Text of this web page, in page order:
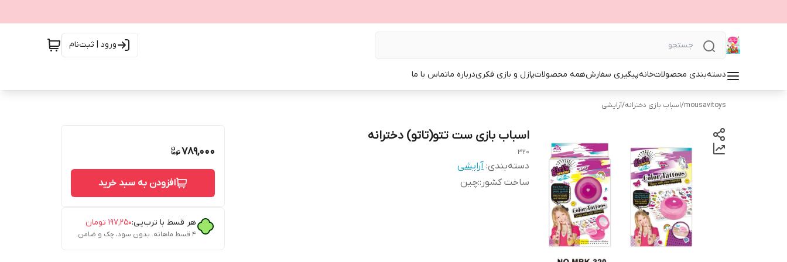
ورود | ثبت‌نام
دسته‌بندی محصولاتخانهپیگیری سفارشهمه محصولاتپازل و بازی فکریدرباره ماتماس با ما
mousavitoys
/اسباب بازی دخترانه/آرایشی
اسباب بازی ست تتو(تاتو) دخترانه
320
دسته‌بندی: آرایشی
ساخت کشور::چین
789,000
افزودن به سبد خرید
هر قسط با ترب‌پی:۱۹۷٬۲۵۰ تومان
۴ قسط ماهانه. بدون سود، چک و ضامن.